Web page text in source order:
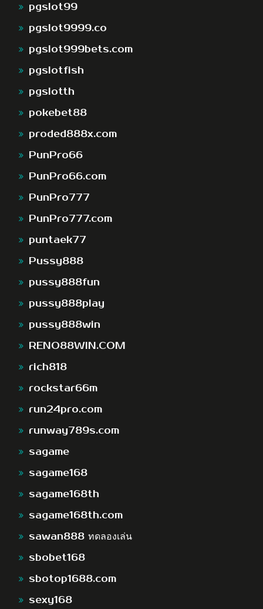
pgslot99
pgslot9999.co
pgslot999bets.com
pgslotfish
pgslotth
pokebet88
proded888x.com
PunPro66
PunPro66.com
PunPro777
PunPro777.com
puntaek77
Pussy888
pussy888fun
pussy888play
pussy888win
RENO88WIN.COM
rich818
rockstar66m
run24pro.com
runway789s.com
sagame
sagame168
sagame168th
sagame168th.com
sawan888 ทดลองเล่น
sbobet168
sbotop1688.com
sexy168